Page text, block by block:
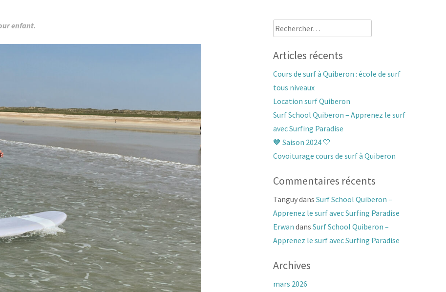
enfant. Rechercher :
Articles récents
Cours de surf à Quiberon : école de surf
tous niveaux
Location surf Quiberon
Surf School Quiberon – Apprenez le surf
avec Surfing Paradise
💙 Saison 2024 🤍
Covoiturage cours de surf à Quiberon
Commentaires récents
Tanguydans Surf School Quiberon –
Apprenez le surf avec Surfing Paradise
Erwan dans Surf School Quiberon –
Apprenez le surf avec Surfing Paradise
Archives
mars 2026